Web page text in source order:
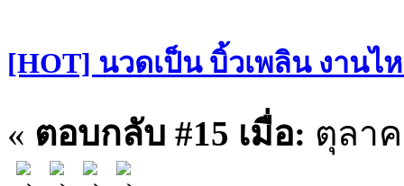
[HOT] นวดเป็น บิ้วเพลิน งานไ
« ตอบกลับ #15 เมื่อ: ตุลาค